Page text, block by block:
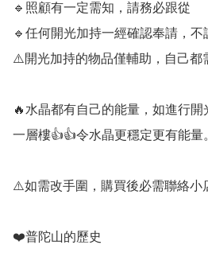
🔹️照顧有一定需知，請務必跟從
🔹️任何開光加持一經確認奉請，不
⚠️開光加持的物品僅輔助，自己都
🔥水晶都有自己的能量，如進行
一層樓👍👍令水晶更穩定更有能量
⚠️如需改手圍，購買後必需聯絡
❤️普陀山的歷史